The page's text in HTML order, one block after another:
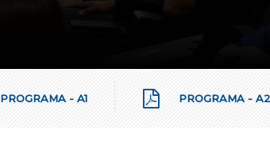
PROGRAMA - A2
PROGRAMA - A1